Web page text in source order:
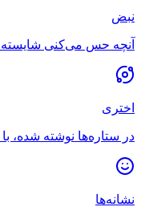
نبض
آنچه حس می‌کنی
اختری
در ستاره‌ها نوشته شده،
نشانه‌ها